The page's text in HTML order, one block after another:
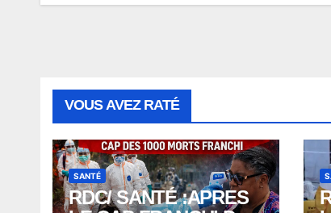
VOUS AVEZ RATÉ
SANTÉ
RDC/ SANTÉ :APRES